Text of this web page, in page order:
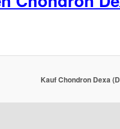
Kauf Chondron Dexa